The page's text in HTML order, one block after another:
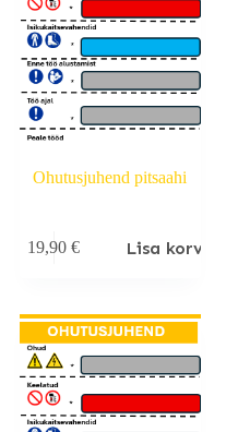
Ohutusjuhend pitsaahi
19,90€ Lisa korvi